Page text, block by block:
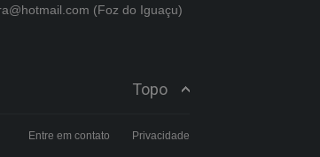
(Foz do Iguaçu)
Topo
Entre em contato Privacidade